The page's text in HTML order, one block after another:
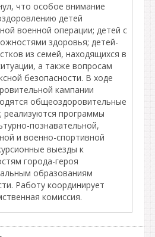
что особое внимание
детей
военной операции; детей с
здоровья; детей-
из семей, находящихся в
а также вопросам
безопасности. В ходе
кампании
общеоздоровительные
программы
познавательной,
и военно-спортивной
выезды к
города-героя
образованиям
Работу координирует
комиссия.